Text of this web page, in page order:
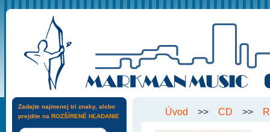
Úvod >> CD >>
Zadajte najmenej tri znaky, alebo
prejdite na ROZŠÍRENÉ HĽADANIE